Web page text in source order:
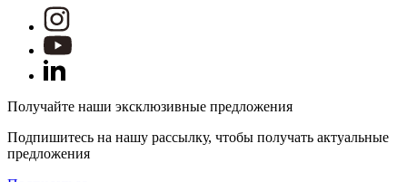
Получайте наши эксклюзивные предложения
Подпишитесь на нашу рассылку, чтобы получать актуальные
предложения